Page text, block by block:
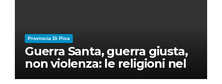
Provincia Di Pisa
Guerra Santa, guerra giusta,
non violenza: le religioni nel
nuovo disordine mondiale